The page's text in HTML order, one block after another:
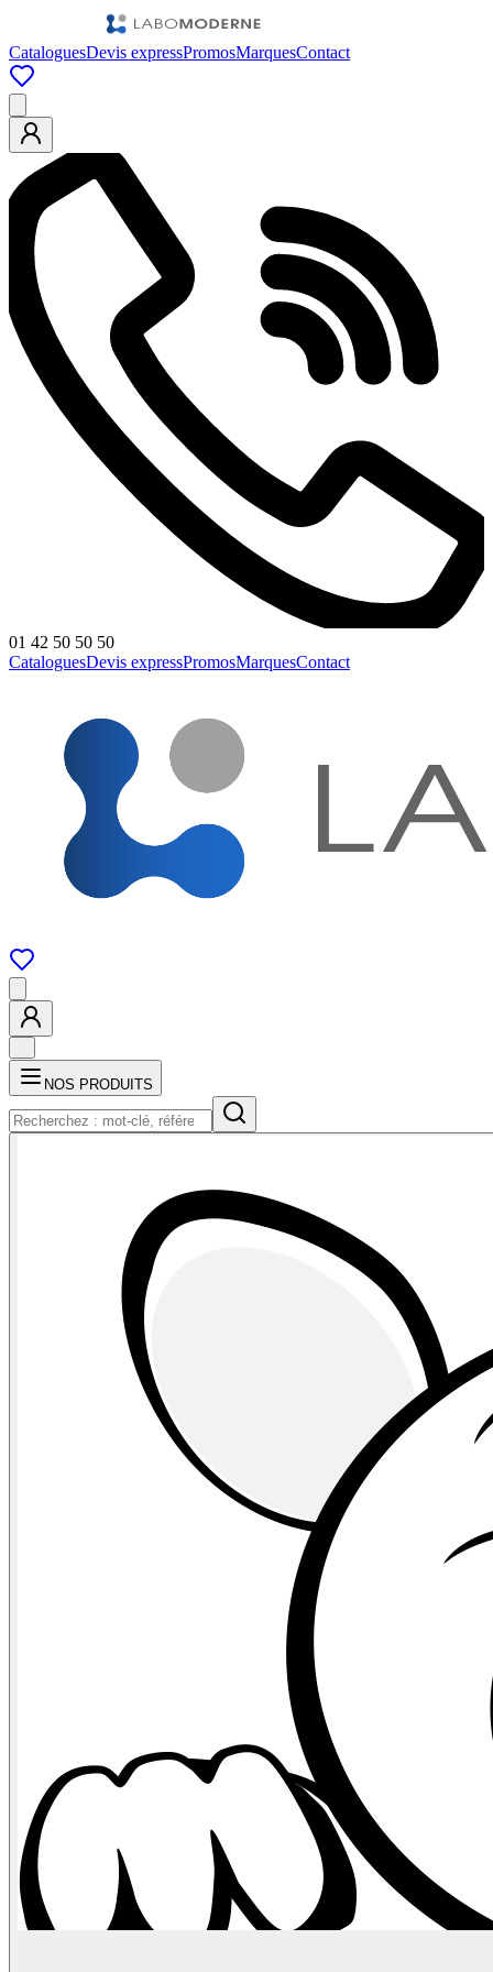
CataloguesDevis expressPromosMarquesContact
01 42 50 50 50
CataloguesDevis expressPromosMarquesContact
NOS PRODUITS